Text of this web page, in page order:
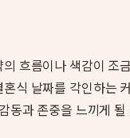
흐름이나 색감이 조
식 날짜를 각인하는
동과 존중을 느끼게